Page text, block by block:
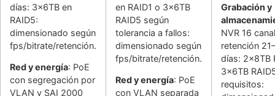
días: 3x6TB en
RAID5:
dimensionado según
fps/bitrate/retención.
Red y energía: PoE
con segregación por
VLAN y SAI 2000
en RAID1 o 3x6TB
RAID5 según
tolerancia a fallos:
dimensionado según
fps/bitrate/retención.
Red y energía: PoE
con VLAN separada
Grabación y
NVR 16
retención
días: 2x8TB
3x6TB
requisitos: